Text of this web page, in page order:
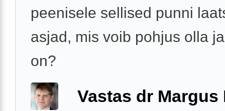
peenisele sellised punni
asjad, mis voib pohjus olla
on?
Vastas dr Margus